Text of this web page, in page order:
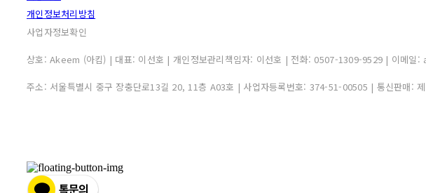
개인정보처리방침
사업자정보확인
상호: Akeem (아킴) | 대표: 이선호 | 개인정보관리책임자: 이선호 | 전화: 0507-1309-9529 | 이메
주소: 서울특별시 중구 장충단로13길 20, 11층 A03호 | 사업자등록번호: 374-51-00505 | 통신판매: